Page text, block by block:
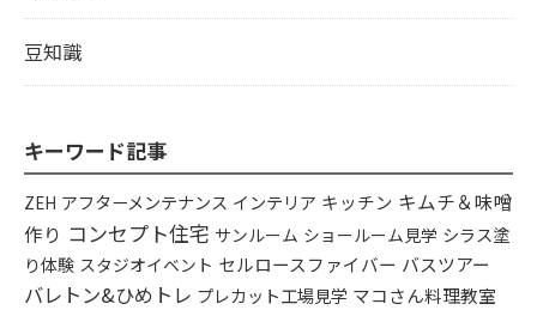
豆知識
キーワード記事
ZEH アフターメンテナンス インテリア キッチン キムチ＆味噌
作り コンセプト住宅 サンルーム ショールーム見学 シラス塗
り体験 スタジオイベント セルロースファイバー バスツアー
バレトン&ひめトレ プレカット工場見学 マコさん料理教室